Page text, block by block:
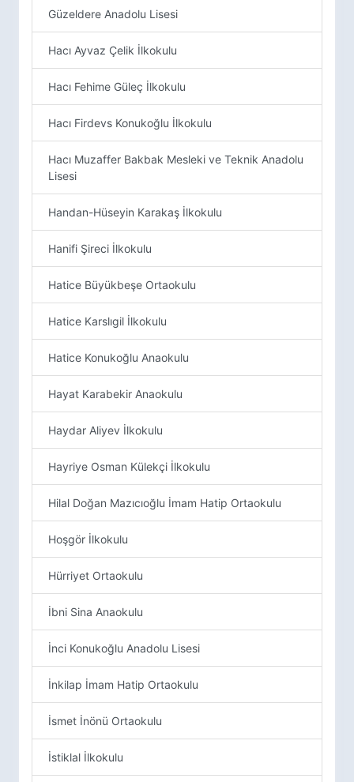
Güzeldere Anadolu Lisesi
Hacı Ayvaz Çelik İlkokulu
Hacı Fehime Güleç İlkokulu
Hacı Firdevs Konukoğlu İlkokulu
Hacı Muzaffer Bakbak Mesleki ve Teknik Anadolu
Lisesi
Handan-Hüseyin Karakaş İlkokulu
Hanifi Şireci İlkokulu
Hatice Büyükbeşe Ortaokulu
Hatice Karslıgil İlkokulu
Hatice Konukoğlu Anaokulu
Hayat Karabekir Anaokulu
Haydar Aliyev İlkokulu
Hayriye Osman Külekçi İlkokulu
Hilal Doğan Mazıcıoğlu İmam Hatip Ortaokulu
Hoşgör İlkokulu
Hürriyet Ortaokulu
İbni Sina Anaokulu
İnci Konukoğlu Anadolu Lisesi
İnkilap İmam Hatip Ortaokulu
İsmet İnönü Ortaokulu
İstiklal İlkokulu